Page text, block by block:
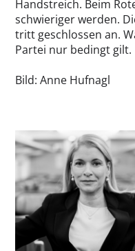
Handstreich. Beim
schwieriger werden.
tritt geschlossen an.
Partei nur bedingt gilt.
Bild: Anne Hufnagl